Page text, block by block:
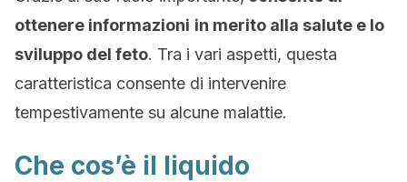
ottenere informazioni in merito alla salute e lo
sviluppo del feto. Tra i vari aspetti, questa
caratteristica consente di intervenire
tempestivamente su alcune malattie.
Che cos’è il liquido